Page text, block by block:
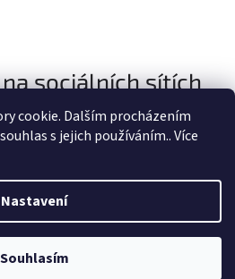
cookie. Dalším procházením
s jejich používáním.. Více
Nastavení
Souhlasím
sociálních sítích
Vytvořil Shoptet
rodina. Všechna práva vyhrazena.